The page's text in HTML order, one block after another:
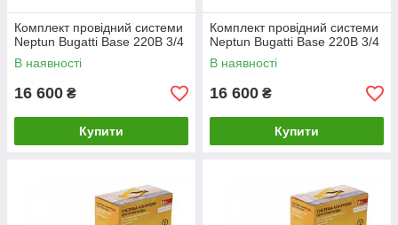
Комплект провідний системи
Neptun Bugatti Base 220B 3/4
В наявності
16 600 ₴
Купити
Комплект провідний системи
Neptun Bugatti Base 220B 3/4
В наявності
16 600 ₴
Купити